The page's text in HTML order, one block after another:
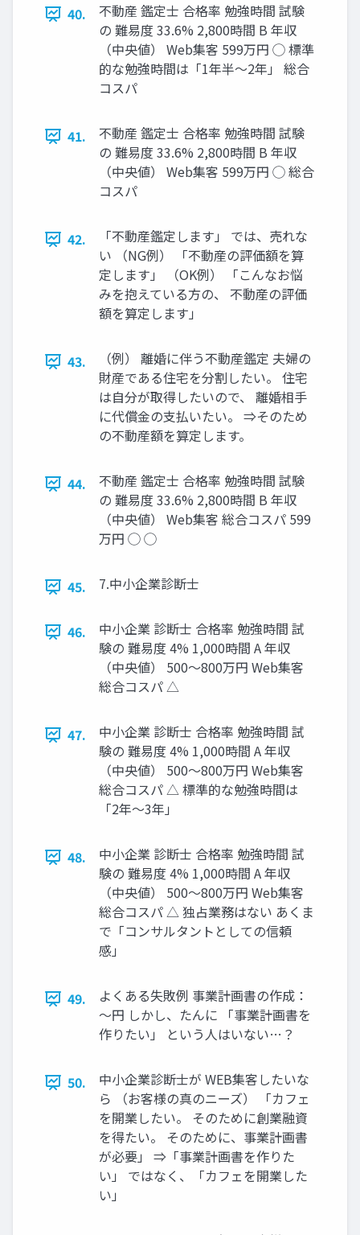
40.
不動産 鑑定士 合格率 勉強時間 試験
の 難易度 33.6% 2,800時間 B 年収
（中央値） Web集客 599万円 ◯ 標準
的な勉強時間は「1年半～2年」 総合
コスパ
41.
不動産 鑑定士 合格率 勉強時間 試験
の 難易度 33.6% 2,800時間 B 年収
（中央値） Web集客 599万円 ◯ 総合
コスパ
42.
「不動産鑑定します」 では、売れな
い （NG例） 「不動産の評価額を算
定します」 （OK例） 「こんなお悩
みを抱えている方の、 不動産の評価
額を算定します」
43.
（例） 離婚に伴う不動産鑑定 夫婦の
財産である住宅を分割したい。 住宅
は自分が取得したいので、 離婚相手
に代償金の支払いたい。 ⇒そのため
の不動産額を算定します。
44.
不動産 鑑定士 合格率 勉強時間 試験
の 難易度 33.6% 2,800時間 B 年収
（中央値） Web集客 総合コスパ 599
万円 ◯ ◯
45. 7.中小企業診断士
46.
中小企業 診断士 合格率 勉強時間 試
験の 難易度 4% 1,000時間 A 年収
（中央値） 500〜800万円 Web集客
総合コスパ △
47.
中小企業 診断士 合格率 勉強時間 試
験の 難易度 4% 1,000時間 A 年収
（中央値） 500〜800万円 Web集客
総合コスパ △ 標準的な勉強時間は
「2年～3年」
48.
中小企業 診断士 合格率 勉強時間 試
験の 難易度 4% 1,000時間 A 年収
（中央値） 500〜800万円 Web集客
総合コスパ △ 独占業務はない あくま
で「コンサルタントとしての信頼
感」
49.
よくある失敗例 事業計画書の作成：
～円 しかし、たんに 「事業計画書を
作りたい」 という人はいない…？
50.
中小企業診断士が WEB集客したいな
ら （お客様の真のニーズ） 「カフェ
を開業したい。 そのために創業融資
を得たい。 そのために、事業計画書
が必要」 ⇒「事業計画書を作りた
い」 ではなく、「カフェを開業した
い」